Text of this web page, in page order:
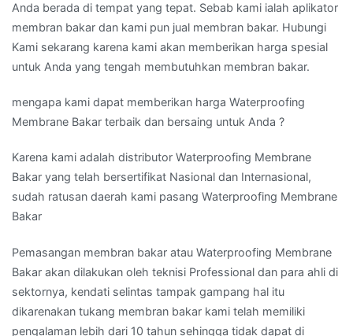
Anda berada di tempat yang tepat. Sebab kami ialah aplikator
membran bakar dan kami pun jual membran bakar. Hubungi
Kami sekarang karena kami akan memberikan harga spesial
untuk Anda yang tengah membutuhkan membran bakar.
mengapa kami dapat memberikan harga Waterproofing
Membrane Bakar terbaik dan bersaing untuk Anda ?
Karena kami adalah distributor Waterproofing Membrane
Bakar yang telah bersertifikat Nasional dan Internasional,
sudah ratusan daerah kami pasang Waterproofing Membrane
Bakar
Pemasangan membran bakar atau Waterproofing Membrane
Bakar akan dilakukan oleh teknisi Professional dan para ahli di
sektornya, kendati selintas tampak gampang hal itu
dikarenakan tukang membran bakar kami telah memiliki
pengalaman lebih dari 10 tahun sehingga tidak dapat di